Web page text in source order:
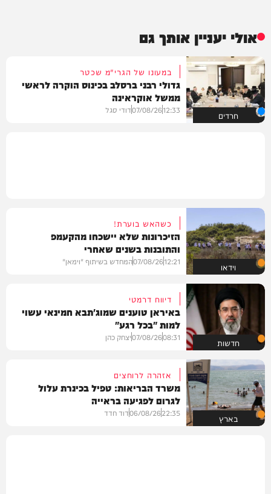
אולי יעניין אותך גם
חרדים
במעונו של הגרי"מ שכטר
גדולי רבני ברסלב בכינוס הוקרה לראשי
ממשל אוקראינה
12:33
07/08/26דודי סגל
וידאו
כשהאש בוערת!
הזיכרונות שלא יישכחו מהקעמפ
והתובנות בשנים שאחרי
12:21
07/08/26המחדש בשיתוף "וימאן"
חדשות
דיווח דרמטי
באיראן טוענים שמוג'תבא חמינאי עשוי
למות "בכל רגע"
08:31
07/08/26יצחק כהן
בארץ
אזהרה לרוחצים
משרד הבריאות: טפיל בכינרת עלול
לגרום לפגיעה בראייה
22:35
06/08/26דוד חדד